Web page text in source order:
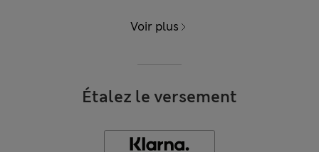
Voir plus
Étalez le versement